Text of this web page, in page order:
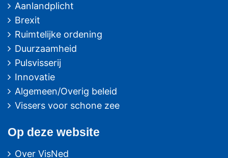
Aanlandplicht
Brexit
Ruimtelijke ordening
Duurzaamheid
Pulsvisserij
Innovatie
Algemeen/Overig beleid
Vissers voor schone zee
Op deze website
Over VisNed